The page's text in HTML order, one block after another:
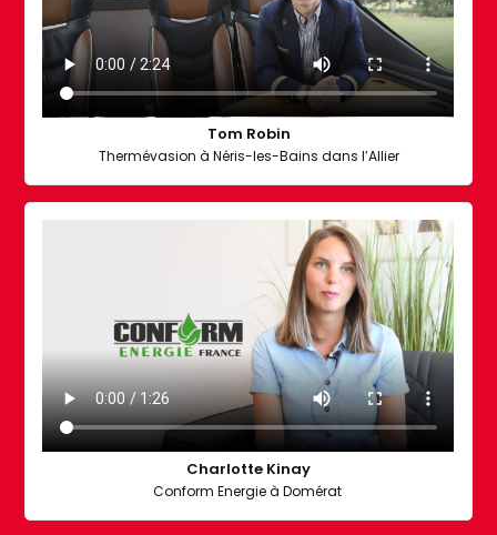
Tom Robin
Thermévasion à Néris-les-Bains dans l’Allier
Charlotte Kinay
Conform Energie à Domérat